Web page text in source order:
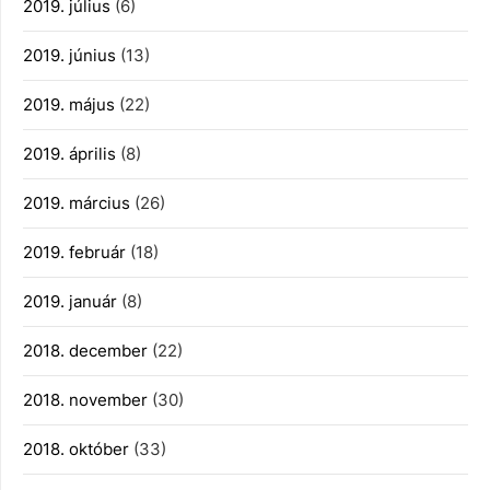
2019. július (6)
2019. június (13)
2019. május (22)
2019. április (8)
2019. március (26)
2019. február (18)
2019. január (8)
2018. december (22)
2018. november (30)
2018. október (33)